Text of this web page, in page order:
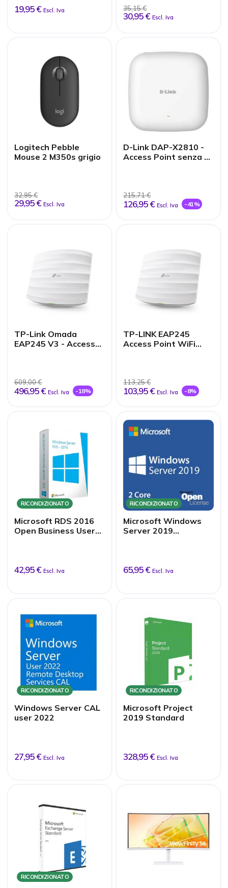
19,95 € Escl. Iva 35,15 €
30,95 € Escl. Iva
Logitech Pebble
Mouse 2 M350s grigio
32,95 €
29,95 € Escl. Iva
D-Link DAP-X2810 -
Access Point senza fili
215,71 €
126,95 € Escl. Iva -41%
TP-Link Omada
EAP245 V3 - Access
609,00 €
496,95 € Escl. Iva -18%
TP-LINK EAP245
Access Point WiFi
113,25 €
103,95 € Escl. Iva -8%
RICONDIZIONATO
Microsoft RDS 2016
Open Business User
42,95 € Escl. Iva
RICONDIZIONATO
Microsoft Windows
Server 2019
65,95 € Escl. Iva
RICONDIZIONATO
Windows Server CAL
user 2022
27,95 € Escl. Iva
RICONDIZIONATO
Microsoft Project
2019 Standard
328,95 € Escl. Iva
RICONDIZIONATO